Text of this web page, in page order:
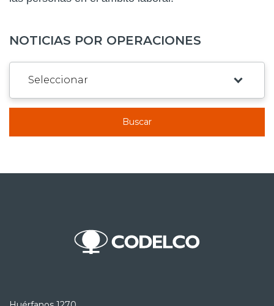
NOTICIAS POR OPERACIONES
Buscar